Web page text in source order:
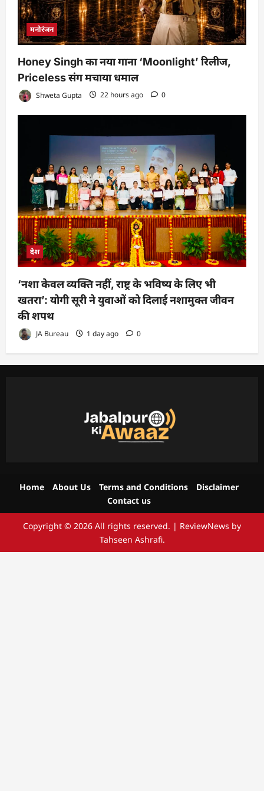
मनोरंजन
Honey Singh का नया गाना ‘Moonlight’ रिलीज,
Priceless संग मचाया धमाल
Shweta Gupta 22 hours ago 0
देश
‘नशा केवल व्यक्ति नहीं, राष्ट्र के भविष्य के लिए भी
खतरा’: योगी सूरी ने युवाओं को दिलाई नशामुक्त जीवन
की शपथ
JA Bureau 1 day ago 0
Home About Us Terms and Conditions
Disclaimer
Contact us
Copyright © 2026 All rights reserved. | ReviewNews by
Tahseen Ashrafi.